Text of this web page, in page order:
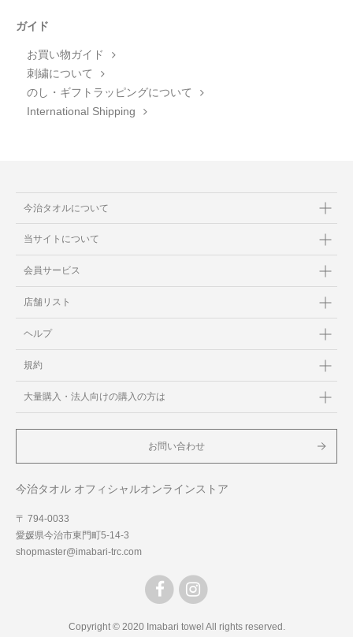
ガイド
お買い物ガイド
刺繍について
のし・ギフトラッピングについて
International Shipping
今治タオルについて
当サイトについて
会員サービス
店舗リスト
ヘルプ
規約
大量購入・法人向けの購入の方は
お問い合わせ
今治タオル オフィシャルオンラインストア
〒 794-0033
愛媛県今治市東門町5-14-3
shopmaster@imabari-trc.com
Copyright © 2020 Imabari towel All rights reserved.